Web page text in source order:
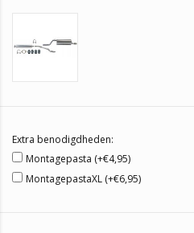
Extra benodigdheden:
Montagepasta (+€4,95)
MontagepastaXL (+€6,95)